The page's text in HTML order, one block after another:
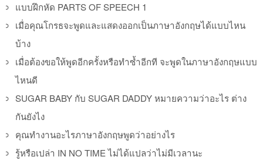
แบบฝึกหัด PARTS OF SPEECH 1
เมื่อคุณโกรธจะพูดและแสดงออกเป็นภาษาอังกฤษได้แบบไหน
บ้าง
เมื่อต้องขอให้พูดอีกครั้งหรือทำซ้ำอีกที จะพูดในภาษาอังกฤษแบบ
ไหนดี
SUGAR BABY กับ SUGAR DADDY หมายความว่าอะไร ต่าง
กันยังไง
คุณทำงานอะไรภาษาอังกฤษพูดว่าอย่างไร
รู้หรือเปล่า IN NO TIME ไม่ได้แปลว่าไม่มีเวลานะ